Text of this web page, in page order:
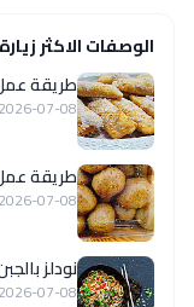
الوصفات الاكثر
طريقة
2026-07-08
طريقة
2026-07-08
نودلز
2026-07-08